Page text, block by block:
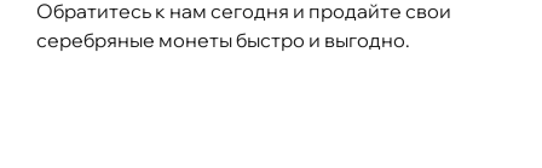
Обратитесь к нам сегодня и продайте свои
серебряные монеты быстро и выгодно.